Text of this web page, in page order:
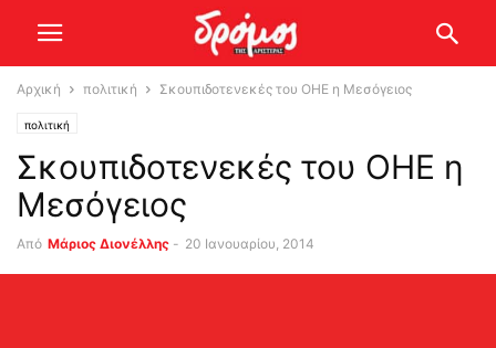
Αρχική πολιτική Σκουπιδοτενεκές του ΟΗΕ η Μεσόγειος
πολιτική
Σκουπιδοτενεκές του ΟΗΕ η
Μεσόγειος
Από Μάριος Διονέλλης - 20 Ιανουαρίου, 2014